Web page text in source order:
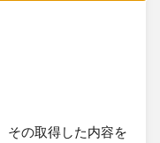
ットアクションでも
メータを利用した
その取得した内容を